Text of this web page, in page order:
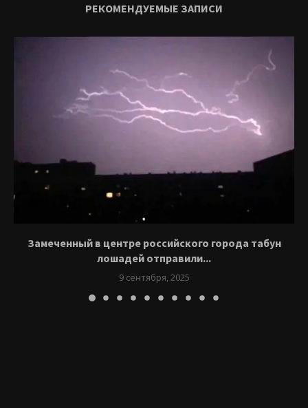
РЕКОМЕНДУЕМЫЕ ЗАПИСИ
Замеченный в центре российского города табун
лошадей отправили...
9 сентября, 2025